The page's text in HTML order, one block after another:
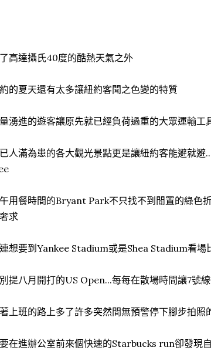
高達攝氏40度的酷熱天氣之外
的夏天還有太多讓紐約客聞之色變的特質
湧進的遊客讓原先就已經負荷過重的大眾運輸工
人滿為患的各大觀光景點更是讓紐約客能避就
用餐時間的Bryant Park不只找不到閒置的綠色
求
想要到Yankee Stadium或是Shea Stadium看場
提八月開打的US Open...每每在散場時間讓7號
上班的路上多了許多突然間無預警停下腳步拍照
在進辦公室前來個快速的Starbucks run卻發現